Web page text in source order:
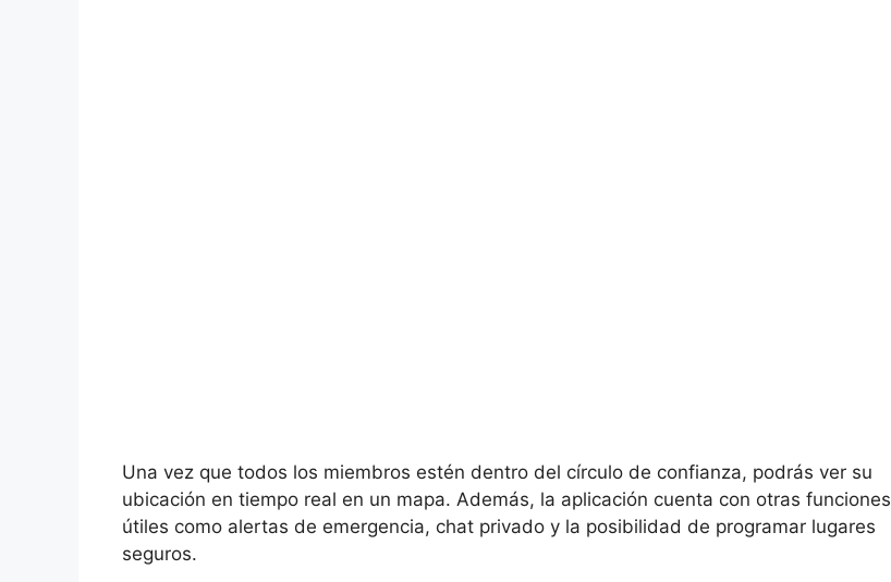
Una vez que todos los miembros estén dentro del círculo de confianza, podrás ver su
ubicación en tiempo real en un mapa. Además, la aplicación cuenta con otras funciones
útiles como alertas de emergencia, chat privado y la posibilidad de programar lugares
seguros.